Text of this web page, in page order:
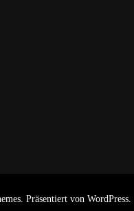
. Präsentiert von WordPress